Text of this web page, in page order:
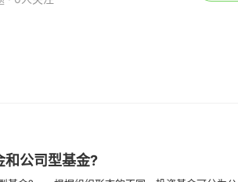
和公司型基金?